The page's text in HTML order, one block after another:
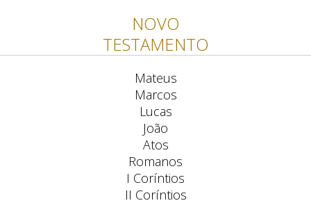
NOVO
TESTAMENTO
Mateus
Marcos
Lucas
João
Atos
Romanos
I Coríntios
II Coríntios